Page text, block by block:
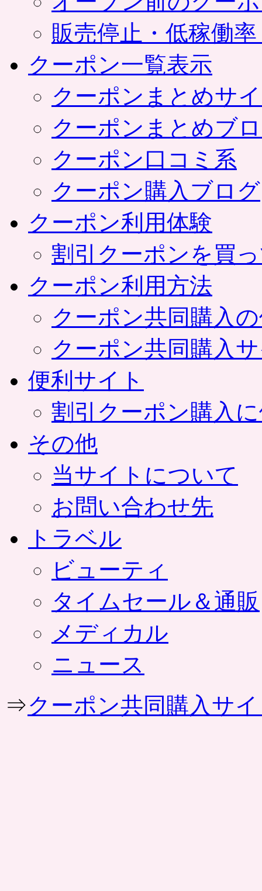
販売停止・低稼働
クーポン一覧表示
クーポンまとめサ
クーポンまとめブ
クーポン口コミ系
クーポン購入ブログ
クーポン利用体験
割引クーポンを買
クーポン利用方法
クーポン共同購入
クーポン共同購入
便利サイト
割引クーポン購入
その他
当サイトについて
お問い合わせ先
トラベル
ビューティ
タイムセール＆通販
メディカル
ニュース
⇒クーポン共同購入サ